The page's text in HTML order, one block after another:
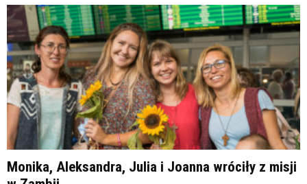
Monika, Aleksandra, Julia i Joanna wróciły z misji